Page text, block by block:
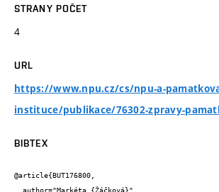
STRANY POČET
4
URL
https://www.npu.cz/cs/npu-a-
instituce/publikace/76302-zpravy-
BIBTEX
@article{BUT176800,